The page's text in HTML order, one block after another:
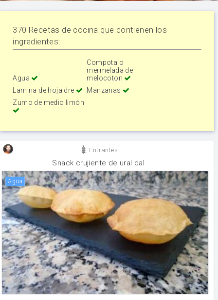
370 Recetas de cocina que contienen los
ingredientes:
Agua
Compota o
mermelada de
melocoton
Lamina de hojaldre
Manzanas
Zumo de medio limón
Entrantes
Snack crujiente de ural dal
agua